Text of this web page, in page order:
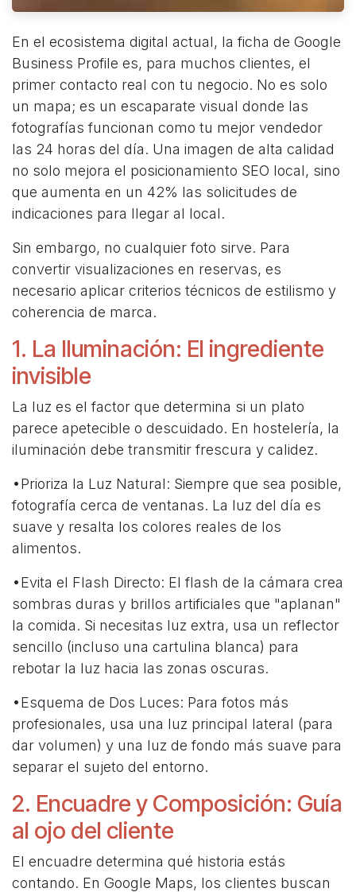
En el ecosistema digital actual, la ficha de Google
Business Profile es, para muchos clientes, el
primer contacto real con tu negocio. No es solo
un mapa; es un escaparate visual donde las
fotografías funcionan como tu mejor vendedor
las 24 horas del día. Una imagen de alta calidad
no solo mejora el posicionamiento SEO local, sino
que aumenta en un 42% las solicitudes de
indicaciones para llegar al local.
Sin embargo, no cualquier foto sirve. Para
convertir visualizaciones en reservas, es
necesario aplicar criterios técnicos de estilismo y
coherencia de marca.
1. La Iluminación: El ingrediente
invisible
La luz es el factor que determina si un plato
parece apetecible o descuidado. En hostelería, la
iluminación debe transmitir frescura y calidez.
•Prioriza la Luz Natural: Siempre que sea posible,
fotografía cerca de ventanas. La luz del día es
suave y resalta los colores reales de los
alimentos.
•Evita el Flash Directo: El flash de la cámara crea
sombras duras y brillos artificiales que "aplanan"
la comida. Si necesitas luz extra, usa un reflector
sencillo (incluso una cartulina blanca) para
rebotar la luz hacia las zonas oscuras.
•Esquema de Dos Luces: Para fotos más
profesionales, usa una luz principal lateral (para
dar volumen) y una luz de fondo más suave para
separar el sujeto del entorno.
2. Encuadre y Composición: Guía
al ojo del cliente
El encuadre determina qué historia estás
contando. En Google Maps, los clientes buscan